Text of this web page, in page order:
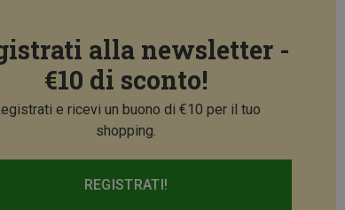
alla newsletter -
€10 di sconto!
e ricevi un buono di €10 per il tuo
shopping.
REGISTRATI!